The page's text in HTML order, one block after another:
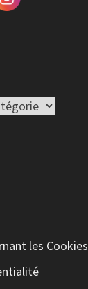
les Cookies